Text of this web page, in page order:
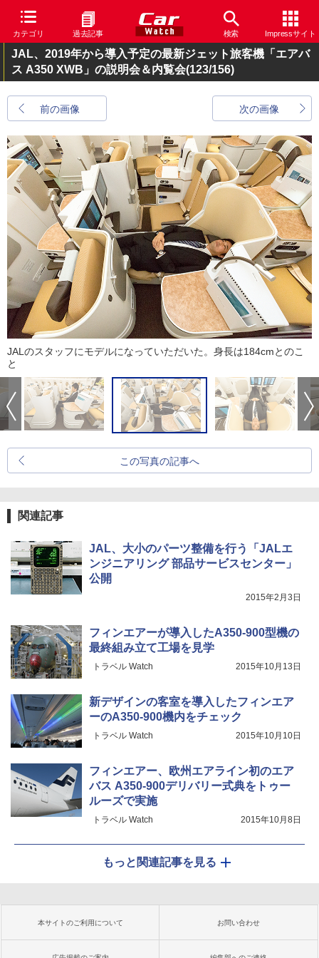
カテゴリ 過去記事 検索 Impressサイト
JAL、2019年から導入予定の最新ジェット旅客機「エアバ
ス A350 XWB」の説明会＆内覧会(123/156)
前の画像 次の画像
JALのスタッフにモデルになっていただいた。身長は184cmとのこ
と
この写真の記事へ
関連記事
JAL、大小のパーツ整備を行う「JALエ
ンジニアリング 部品サービスセンター」
公開
2015年2月3日
フィンエアーが導入したA350-900型機の
最終組み立て工場を見学
トラベル Watch 2015年10月13日
新デザインの客室を導入したフィンエア
ーのA350-900機内をチェック
トラベル Watch 2015年10月10日
フィンエアー、欧州エアライン初のエア
バス A350-900デリバリー式典をトゥー
ルーズで実施
トラベル Watch 2015年10月8日
もっと関連記事を見る
本サイトのご利用について お問い合わせ